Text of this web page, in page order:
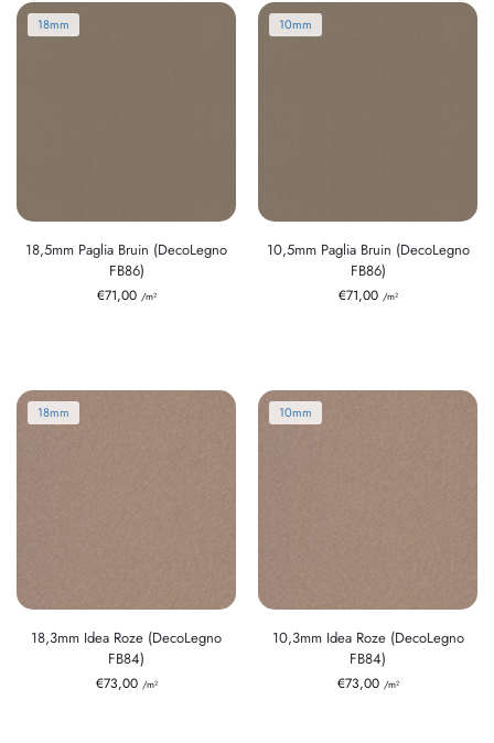
18mm
18,5mm Paglia Bruin (DecoLegno
FB86)
€71,00 /m²
10mm
10,5mm Paglia Bruin (DecoLegno
FB86)
€71,00 /m²
18mm
18,3mm Idea Roze (DecoLegno
FB84)
€73,00 /m²
10mm
10,3mm Idea Roze (DecoLegno
FB84)
€73,00 /m²